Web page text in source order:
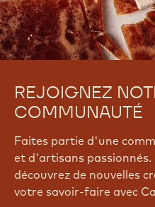
REJOIGNEZ
COMMUNAUTÉ
Faites partie d'une
et d'artisans
découvrez de nouvelles
votre savoir-faire avec